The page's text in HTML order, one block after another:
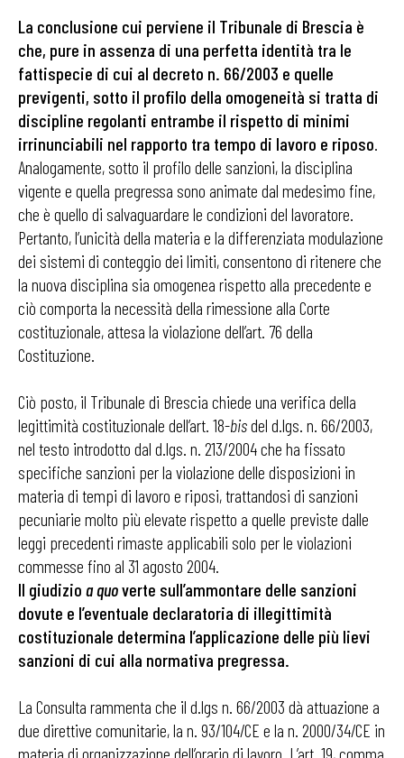
La conclusione cui perviene il Tribunale di Brescia è
che, pure in assenza di una perfetta identità tra le
fattispecie di cui al decreto n. 66/2003 e quelle
previgenti, sotto il profilo della omogeneità si tratta di
discipline regolanti entrambe il rispetto di minimi
irrinunciabili nel rapporto tra tempo di lavoro e riposo.
Analogamente, sotto il profilo delle sanzioni, la disciplina
vigente e quella pregressa sono animate dal medesimo fine,
che è quello di salvaguardare le condizioni del lavoratore.
Pertanto, l’unicità della materia e la differenziata modulazione
dei sistemi di conteggio dei limiti, consentono di ritenere che
la nuova disciplina sia omogenea rispetto alla precedente e
ciò comporta la necessità della rimessione alla Corte
costituzionale, attesa la violazione dell’art. 76 della
Costituzione.
Ciò posto, il Tribunale di Brescia chiede una verifica della
legittimità costituzionale dell’art. 18-bisdel d.lgs. n. 66/2003,
nel testo introdotto dal d.lgs. n. 213/2004 che ha fissato
specifiche sanzioni per la violazione delle disposizioni in
materia di tempi di lavoro e riposi, trattandosi di sanzioni
pecuniarie molto più elevate rispetto a quelle previste dalle
leggi precedenti rimaste applicabili solo per le violazioni
commesse fino al 31 agosto 2004.
Il giudizio a quoverte sull’ammontare delle sanzioni
dovute e l’eventuale declaratoria di illegittimità
costituzionale determina l’applicazione delle più lievi
sanzioni di cui alla normativa pregressa.
La Consulta rammenta che il d.lgs n. 66/2003 dà attuazione a
due direttive comunitarie, la n. 93/104/CE e la n. 2000/34/CE in
materia di organizzazione dell’orario di lavoro. L’art. 19, comma